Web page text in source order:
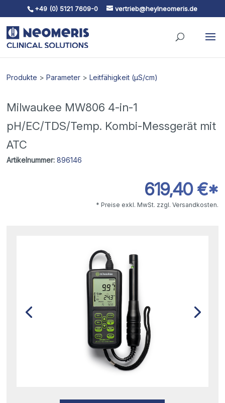
Skip To Content
+49 (0) 5121 7609-0 vertrieb@heylneomeris.de
Produkte >Parameter >Leitfähigkeit (µS/cm)
Milwaukee MW806 4-in-1
pH/EC/TDS/Temp. Kombi-Messgerät mit
ATC
Artikelnummer: 896146
619,40 €*
* Preise exkl. MwSt. zzgl. Versandkosten.